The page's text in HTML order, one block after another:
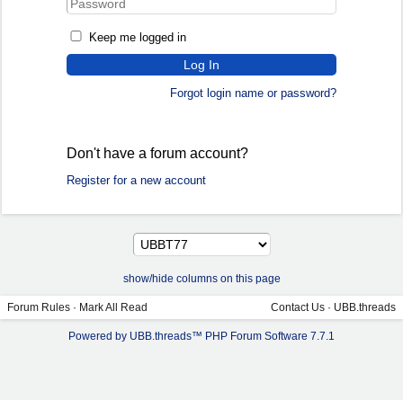
Keep me logged in
Forgot login name or password?
Don't have a forum account?
Register for a new account
show/hide columns on this page
Forum Rules · Mark All Read Contact Us · UBB.threads
Powered by UBB.threads™ PHP Forum Software 7.7.1